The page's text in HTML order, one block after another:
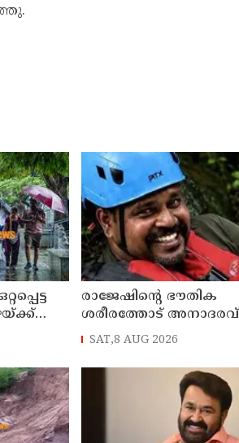
രാജേഷിന്റെ ഭൗതിക
ശരീരത്തോട്
അന്വേഷണ റിപ്പോര്‍ട്ട്
SAT,8 AUG 2026